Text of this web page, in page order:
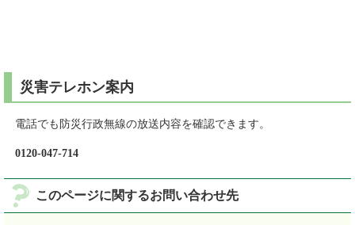
災害テレホン案内
電話でも防災行政無線の放送内容を確認できます。
0120-047-714
このページに関するお問い合わせ先